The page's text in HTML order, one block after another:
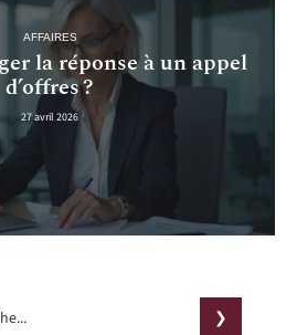
AFFAIRES
la réponse à un appel
d’offres ?
27 avril 2026